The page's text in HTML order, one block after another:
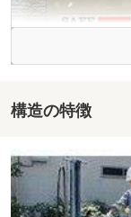
スパートがお客様
提案いたします。
一生に一度かもし
ご家族の皆様が笑
制震装置
構造の特徴